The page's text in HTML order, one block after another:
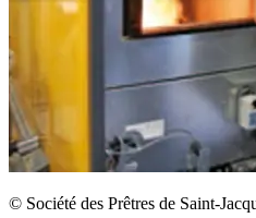
© Société des Prêtres de Saint-